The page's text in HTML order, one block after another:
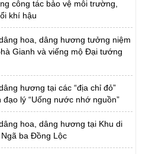
công tác bảo vệ môi trường,
khí hậu
hoa, dâng hương tưởng niệm
Gianh và viếng mộ Đại tướng
hương tại các “địa chỉ đỏ”
lý “Uống nước nhớ nguồn”
hoa, dâng hương tại Khu di
ba Đồng Lộc